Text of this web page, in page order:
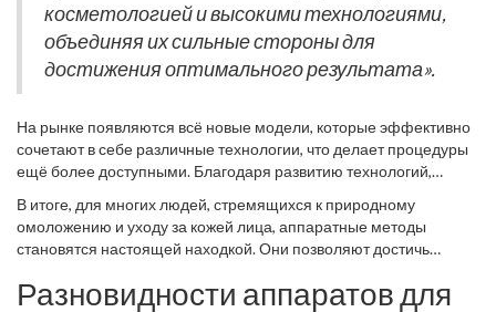
клеточном уровне, стимулируя неоколлагенез.
косметологией и высокими технологиями,
объединяя их сильные стороны для
достижения оптимального результата».
На рынке появляются всё новые модели, которые эффективно
сочетают в себе различные технологии, что делает процедуры
ещё более доступными. Благодаря развитию технологий,
подтяжки, который будет отвечать его задачам и уровню
желаемого омоложения. Также уменьшается количество
противопоказаний, что позволяет всё большему числу людей
воспользоваться этими методами.
В итоге, для многих людей, стремящихся к природному
омоложению и уходу за кожей лица, аппаратные методы
становятся настоящей находкой. Они позволяют достичь
при этом обеспечивая высокий уровень безопасности и
Разновидности аппаратов для